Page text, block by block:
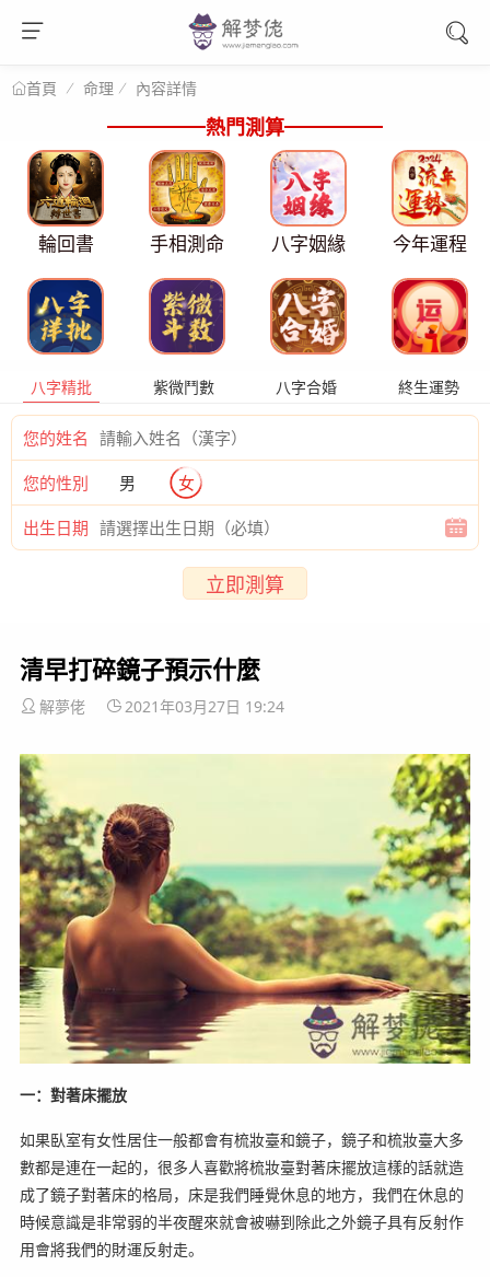
首頁 命理 內容詳情
熱門測算
輪回書 手相測命 八字姻緣 今年運程
八字精批 紫微鬥數 八字合婚 終生運勢
您的姓名
您的性別 男 女
出生日期
立即測算
清早打碎鏡子預示什麼
解夢佬 2021年03月27日 19:24
一：對著床擺放
如果臥室有女性居住一般都會有梳妝臺和鏡子，鏡子和梳妝臺大多
數都是連在一起的，很多人喜歡將梳妝臺對著床擺放這樣的話就造
成了鏡子對著床的格局，床是我們睡覺休息的地方，我們在休息的
時候意識是非常弱的半夜醒來就會被嚇到除此之外鏡子具有反射作
用會將我們的財運反射走。